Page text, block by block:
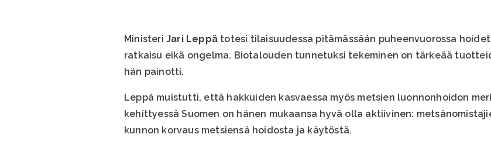
Ministeri Jari Leppä totesi tilaisuudessa pitämässään puheenvuorossa
ratkaisu eikä ongelma. Biotalouden tunnetuksi tekeminen on tärkeää
hän painotti.
Leppä muistutti, että hakkuiden kasvaessa myös metsien luonnonhoidon
kehittyessä Suomen on hänen mukaansa hyvä olla aktiivinen:
kunnon korvaus metsiensä hoidosta ja käytöstä.